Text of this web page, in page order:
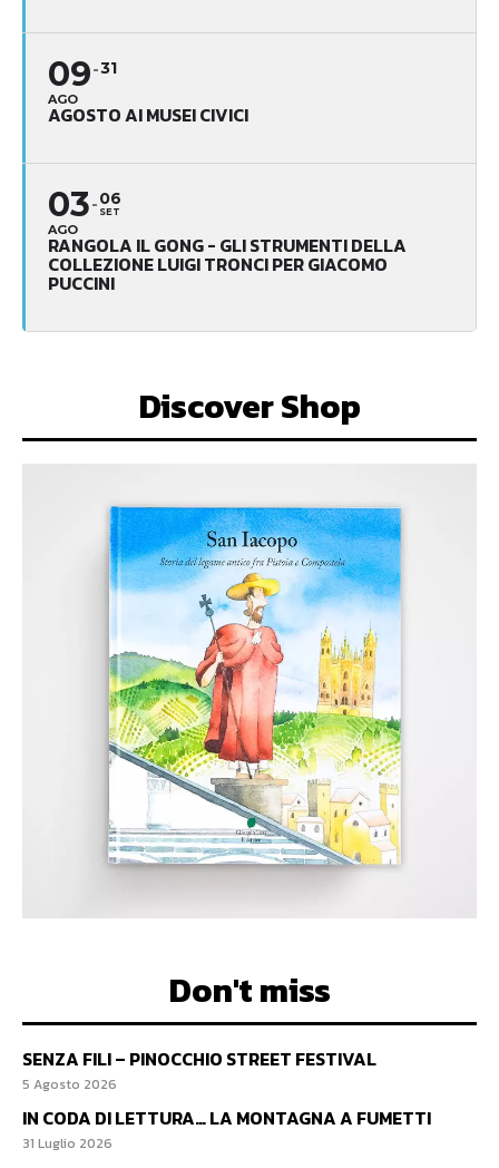
09
AGO
31
AGOSTO AI MUSEI CIVICI
03
AGO
06
SET
RANGOLA IL GONG - GLI STRUMENTI DELLA
COLLEZIONE LUIGI TRONCI PER GIACOMO
PUCCINI
Discover Shop
Don't miss
SENZA FILI – PINOCCHIO STREET FESTIVAL
5 Agosto 2026
IN CODA DI LETTURA… LA MONTAGNA A FUMETTI
31 Luglio 2026